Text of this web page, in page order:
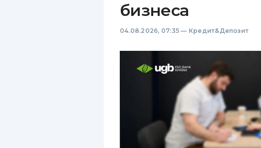
бизнеса
04.08.2026, 07:35 — Кредит&Депозит